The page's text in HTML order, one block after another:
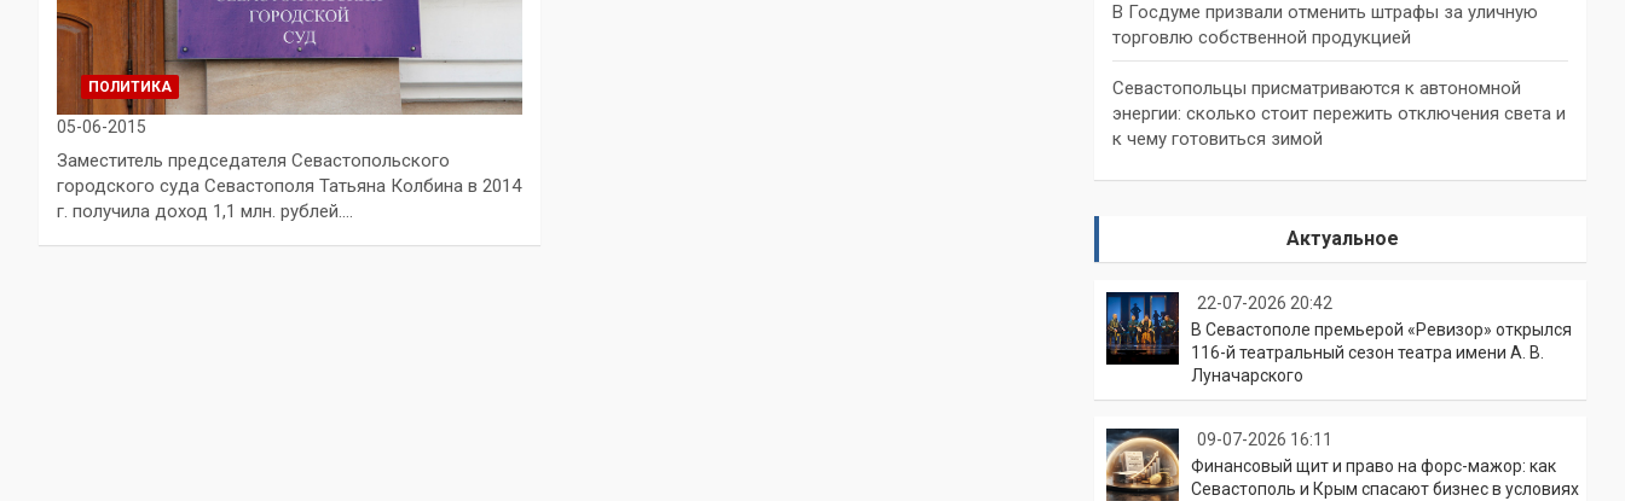
ПОЛИТИКА
05-06-2015
Заместитель председателя Севастопольского
городского суда Севастополя Татьяна Колбина в 2014
г. получила доход 1,1 млн. рублей.…
В Госдуме призвали отменить штрафы за уличную
торговлю собственной продукцией
Севастопольцы присматриваются к автономной
энергии: сколько стоит пережить отключения света и
к чему готовиться зимой
Актуальное
22-07-2026 20:42
В Севастополе премьерой «Ревизор» открылся
116-й театральный сезон театра имени А. В.
Луначарского
09-07-2026 16:11
Финансовый щит и право на форс-мажор: как
Севастополь и Крым спасают бизнес в условиях